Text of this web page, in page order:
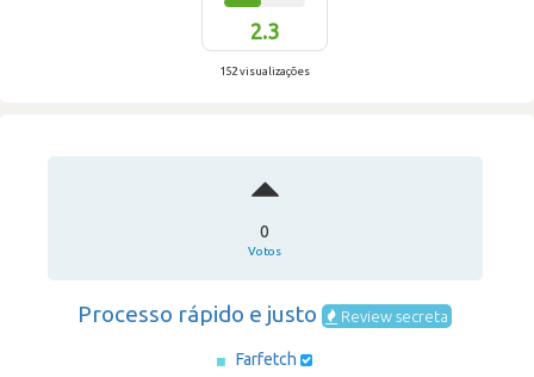
2.3
152 visualizações
0
Votos
Processo rápido e justo Review secreta
Farfetch